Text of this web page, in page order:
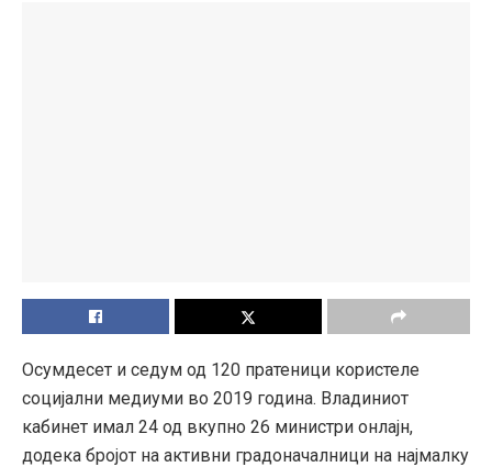
Осумдесет и седум од 120 пратеници користеле
социјални медиуми во 2019 година. Владиниот
кабинет имал 24 од вкупно 26 министри онлајн,
додека бројот на активни градоначалници на најмалку